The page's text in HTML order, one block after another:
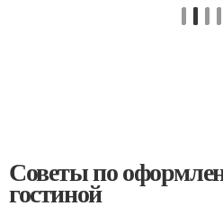
Советы по
гостиной